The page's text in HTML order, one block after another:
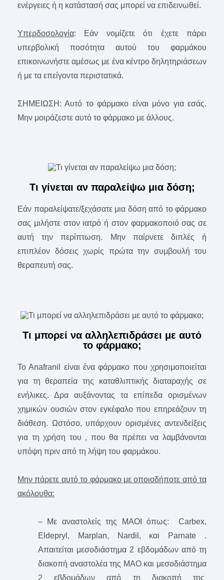
ενέργειες ή η κατάστασή σας μπορεί να επιδεινωθεί.
Υπερδοσολογία: Εάν νομίζετε ότι έχετε πάρει
υπερβολική ποσότητα αυτού του φαρμάκου
επικοινωνήστε αμέσως με ένα κέντρο δηλητηριάσεων
ή με τα επείγοντα περιστατικά.
ΣΗΜΕΙΩΣΗ: Αυτό το φάρμακο είναι μόνο για εσάς.
Μην μοιράζεστε αυτό το φάρμακο με άλλους.
Τι γίνεται αν παραλείψω μια δόση;
Εάν παραλείψατε/ξεχάσατε μια δόση από το φάρμακο
σας μιλήστε στον ιατρό ή στον φαρμακοποιό σας σε
αυτή την περίπτωση. Μην παίρνετε διπλές ή
επιπλέον δόσεις χωρίς πρώτα την συμβουλή του
θεραπευτή σας.
Τι μπορεί να αλληλεπιδράσει με αυτό
το φάρμακο;
To Anafranil είναι ένα φάρμακο που χρησιμοποιείται
για τη θεραπεία της καταθλιπτικής διαταραχής σε
ενήλικες. Δρα αυξάνοντας τα επίπεδα ορισμένων
χημικών ουσιών στον εγκέφαλο που επηρεάζουν τη
διάθεση. Ωστόσο, υπάρχουν ορισμένες αντενδείξεις
για τη χρήση του , που θα πρέπει να λαμβάνονται
υπόψη πριν από τη λήψη του φαρμάκου.
Μην πάρετε αυτό το φάρμακο με οποιοδήποτε από τα
ακόλουθα:
– Με αναστολείς της MAOΙ όπως: Carbex,
Eldepryl, Marplan, Nardil, και Parnate .
Aπαιτείται μεσοδιάστημα 2 εβδομάδων από τη
διακοπή αναστολέα της MAO και μεσοδιάστημα
2 εβδομάδων από τη διακοπή της